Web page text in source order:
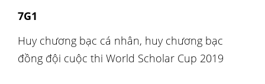
7G1
Huy chương bạc cá nhân, huy chương bạc
đồng đội cuộc thi World Scholar Cup 2019